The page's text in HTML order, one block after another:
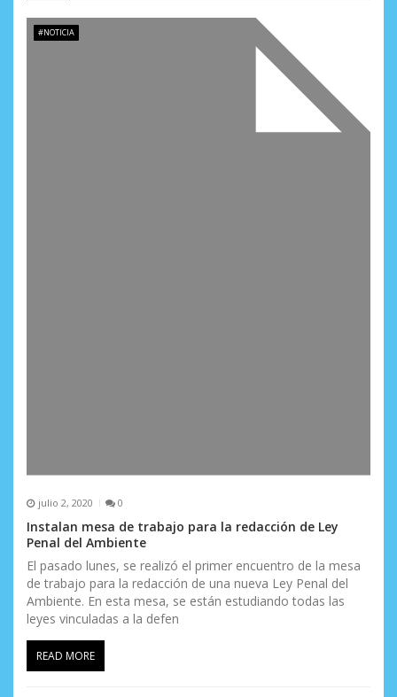
e
e
#NOTICIA
julio 2, 2020 0
Instalan mesa de trabajo para la redacción de Ley
Penal del Ambiente
El pasado lunes, se realizó el primer encuentro de la mesa
de trabajo para la redacción de una nueva Ley Penal del
Ambiente. En esta mesa, se están estudiando todas las
leyes vinculadas a la defen
READ MORE